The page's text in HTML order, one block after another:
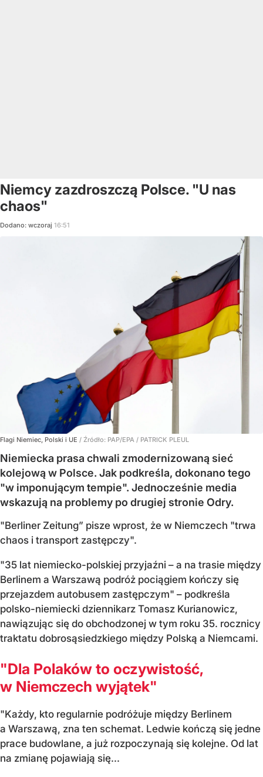
Niemcy zazdroszczą Polsce. "U nas
chaos"
Dodano: wczoraj 16:51
Flagi Niemiec, Polski i UE / Źródło: PAP/EPA / PATRICK PLEUL
Niemiecka prasa chwali zmodernizowaną sieć
kolejową w Polsce. Jak podkreśla, dokonano tego
"w imponującym tempie". Jednocześnie media
wskazują na problemy po drugiej stronie Odry.
"Berliner Zeitung” pisze wprost, że w Niemczech "trwa
chaos i transport zastępczy".
"35 lat niemiecko-polskiej przyjaźni – a na trasie między
Berlinem a Warszawą podróż pociągiem kończy się
przejazdem autobusem zastępczym" – podkreśla
polsko-niemiecki dziennikarz Tomasz Kurianowicz,
nawiązując się do obchodzonej w tym roku 35. rocznicy
traktatu dobrosąsiedzkiego między Polską a Niemcami.
"Dla Polaków to oczywistość,
w Niemczech wyjątek"
"Każdy, kto regularnie podróżuje między Berlinem
a Warszawą, zna ten schemat. Ledwie kończą się jedne
prace budowlane, a już rozpoczynają się kolejne. Od lat
na zmianę pojawiają się...